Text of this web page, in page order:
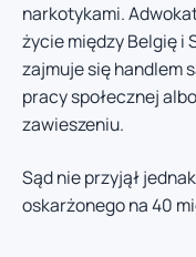
narkotykami.
życie między Belgię i
zajmuje się handlem
pracy społecznej
zawieszeniu.
Sąd nie przyjął
oskarżonego na 40